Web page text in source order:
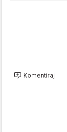
Komentiraj